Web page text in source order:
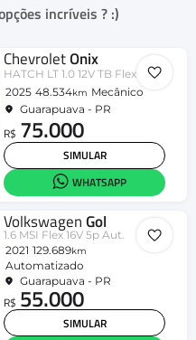
incríveis ? :)
ChevroletOnix
HATCH LT 1.0 12V TB Flex 5p Mec.
2025 48.534km Mecânico
Guarapuava - PR
R$ 75.000
SIMULAR
WHATSAPP
VolkswagenGol
1.6 MSI Flex 16V 5p Aut.
2021 129.689km
Automatizado
Guarapuava - PR
R$ 55.000
SIMULAR